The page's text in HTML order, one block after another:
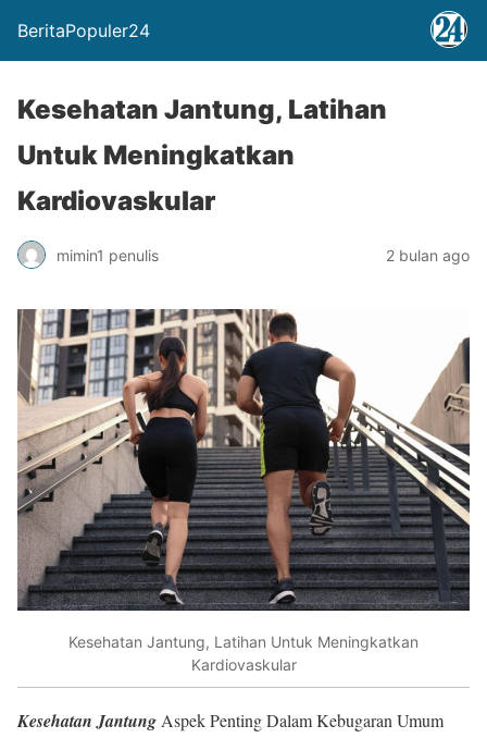
BeritaPopuler24
Kesehatan Jantung, Latihan
Untuk Meningkatkan
Kardiovaskular
mimin1 penulis 2 bulan ago
Kesehatan Jantung, Latihan Untuk Meningkatkan
Kardiovaskular
Kesehatan Jantung Aspek Penting Dalam Kebugaran Umum